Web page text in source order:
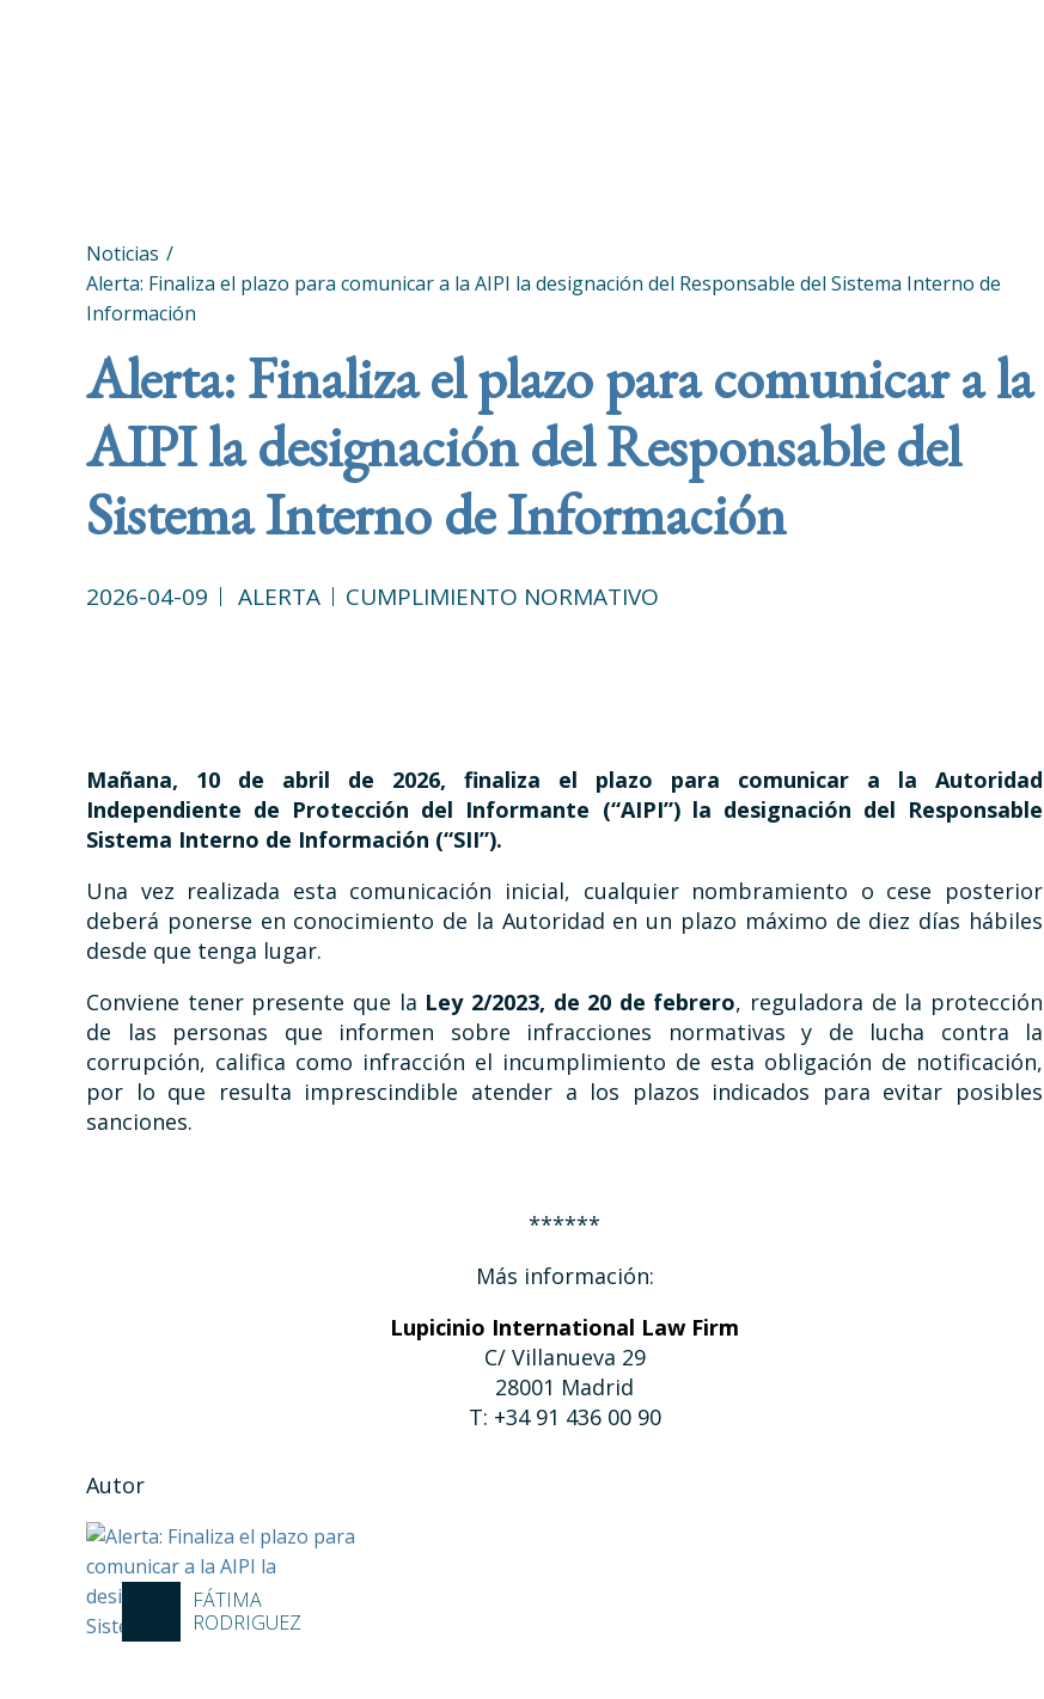
Noticias
Alerta: Finaliza el plazo para comunicar a la AIPI la designación del Responsable del Sistema Interno de
Información
Alerta: Finaliza el plazo para comunicar a la
AIPI la designación del Responsable del
Sistema Interno de Información
2026-04-09 ALERTA CUMPLIMIENTO NORMATIVO
Mañana, 10 de abril de 2026, finaliza el plazo
para comunicar a la Autoridad
Independiente de Protección del Informante (“AIPI”) la designación del Responsable
Sistema Interno de Información (“SII”).
Una vez realizada esta comunicación inicial, cualquier nombramiento o cese posterior
deberá ponerse en conocimiento de la Autoridad en un plazo máximo de diez días hábiles
desde que tenga lugar.
Conviene tener presente que la Ley 2/2023, de 20 de febrero, reguladora de la protección
de las personas que informen sobre infracciones normativas y de lucha contra la
corrupción, califica como infracción el incumplimiento de esta obligación de notificación,
por lo que resulta imprescindible atender a los plazos indicados para evitar posibles
sanciones.
******
Más información:
Lupicinio International Law Firm
C/ Villanueva 29
28001 Madrid
T: +34 91 436 00 90
Autor
FÁTIMA
RODRIGUEZ